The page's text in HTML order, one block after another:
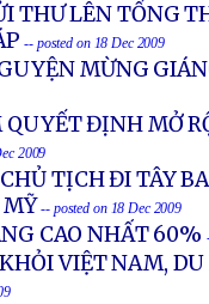
THƯ LÊN TỔNG
-- posted on 18 Dec 2009
MỪNG
QUYẾT ĐỊNH MỞ
2009
TỊCH ĐI TÂY
MỸ -- posted on 18 Dec 2009
CAO NHẤT 60%
VIỆT NAM,